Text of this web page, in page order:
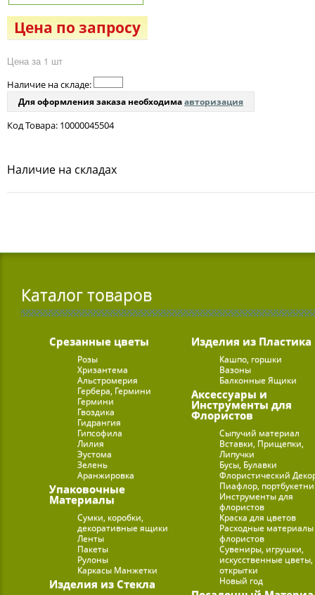
Цена по запросу
Цена за 1 шт
Наличие на складе:
Для оформления заказа необходимаавторизация
Код Товара: 10000045504
Наличие на складах
Каталог товаров
Срезанные цветы
Розы
Хризантема
Альстромерия
Гербера, Гермини
Гермини
Гвоздика
Гидрангия
Гипсофила
Лилия
Эустома
Зелень
Аранжировка
Упаковочные
Материалы
Сумки, коробки,
декоративные ящики
Ленты
Пакеты
Рулоны
Каркасы Манжетки
Изделия из Стекла
Изделия из Пластика
Кашпо, горшки
Вазоны
Балконные Ящики
Аксессуары и
Инструменты для
Флористов
Сыпучий материал
Вставки, Прищепки,
Липучки
Бусы, Булавки
Флористический
Пиафлор,
Инструменты для
флористов
Краска для цветов
Расходные
флористов
Сувениры, игрушки,
искусственные цветы,
открытки
Новый год